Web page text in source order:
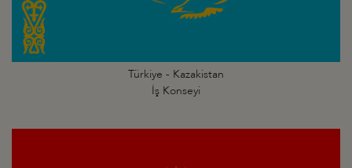
Türkiye - Kazakistan
İş Konseyi